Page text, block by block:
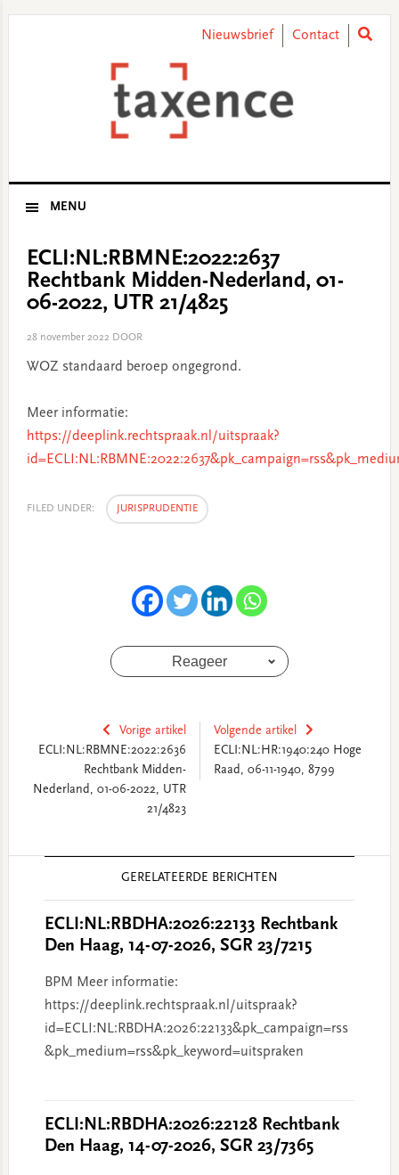
Nieuwsbrief Contact
MENU
ECLI:NL:RBMNE:2022:2637
Rechtbank Midden-Nederland, 01-
06-2022, UTR 21/4825
28 november 2022DOOR
WOZ standaard beroep ongegrond.
Meer informatie:
https://deeplink.rechtspraak.nl/uitspraak?
FILED UNDER: JURISPRUDENTIE
Reageer
Vorige artikel
ECLI:NL:RBMNE:2022:2636
Rechtbank Midden-
Nederland, 01-06-2022, UTR
21/4823
Volgende artikel
ECLI:NL:HR:1940:240 Hoge
Raad, 06-11-1940, 8799
GERELATEERDE BERICHTEN
ECLI:NL:RBDHA:2026:22133 Rechtbank
Den Haag, 14-07-2026, SGR 23/7215
BPM Meer informatie:
https://deeplink.rechtspraak.nl/uitspraak?
id=ECLI:NL:RBDHA:2026:22133&pk_campaign=rss
&pk_medium=rss&pk_keyword=uitspraken
ECLI:NL:RBDHA:2026:22128 Rechtbank
Den Haag, 14-07-2026, SGR 23/7365